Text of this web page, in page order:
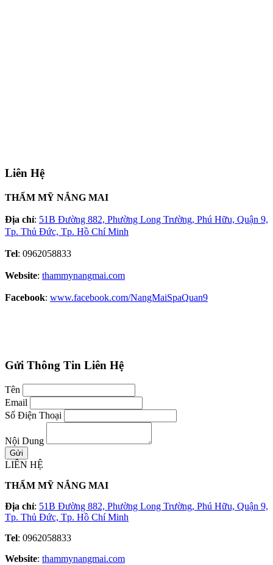
Liên Hệ
THẨM MỸ NẮNG MAI
Địa chỉ: 51B Đường 882, Phường Long Trường, Phú Hữu, Quận 9,
Tp. Thủ Đức, Tp. Hồ Chí Minh
Tel: 0962058833
Website: thammynangmai.com
Facebook: www.facebook.com/NangMaiSpaQuan9
Gửi Thông Tin Liên Hệ
Tên
Email
Số Điện Thoại
Nội Dung
LIÊN HỆ
THẨM MỸ NẮNG MAI
Địa chỉ: 51B Đường 882, Phường Long Trường, Phú Hữu, Quận 9,
Tp. Thủ Đức, Tp. Hồ Chí Minh
Tel: 0962058833
Website: thammynangmai.com